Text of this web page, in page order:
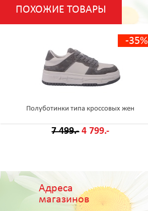
ПОХОЖИЕ ТОВАРЫ
-35%
Полуботинки типа кроссовых жен
7 499.- 4 799.-
Адреса
магазинов